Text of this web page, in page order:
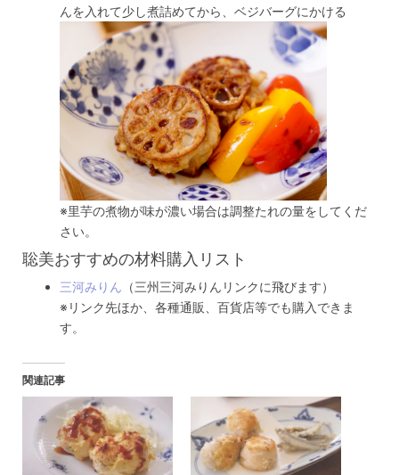
んを入れて少し煮詰めてから、ベジバーグにかける
※里芋の煮物が味が濃い場合は調整たれの量をしてくだ
さい。
聡美おすすめの材料購入リスト
三河みりん （三州三河みりんリンクに飛びます）
※リンク先ほか、各種通販、百貨店等でも購入できま
す。
関連記事